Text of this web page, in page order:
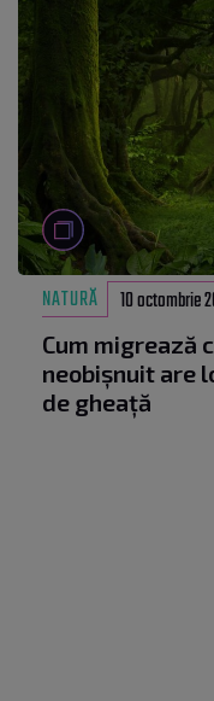
NATURĂ 10 octombrie
Cum migrează
neobișnuit are
de gheață